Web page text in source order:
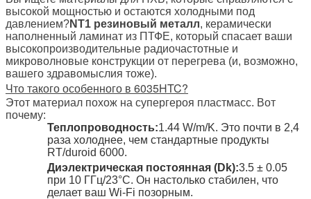
высокой мощностью и остаются холодными под
давлением?NT1 резиновый металл, керамически
наполненный ламинат из ПТФЕ, который спасает ваши
высокопроизводительные радиочастотные и
микроволновые конструкции от перегрева (и, возможно,
вашего здравомыслия тоже).
Что такого особенного в 6035HTC?
Этот материал похож на супергероя пластмасс. Вот
почему:
Теплопроводность:1.44 W/m/K. Это почти в 2,4
раза холоднее, чем стандартные продукты
RT/duroid 6000.
Диэлектрическая постоянная (Dk):3.5 ± 0.05
при 10 ГГц/23°С. Он настолько стабилен, что
делает ваш Wi-Fi позорным.